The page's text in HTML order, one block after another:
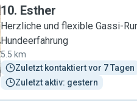
10. Esther
Herzliche und flexible Gassi-
Hundeerfahrung
5.5 km
Zuletzt kontaktiert vor 7 Tagen
Zuletzt aktiv: gestern